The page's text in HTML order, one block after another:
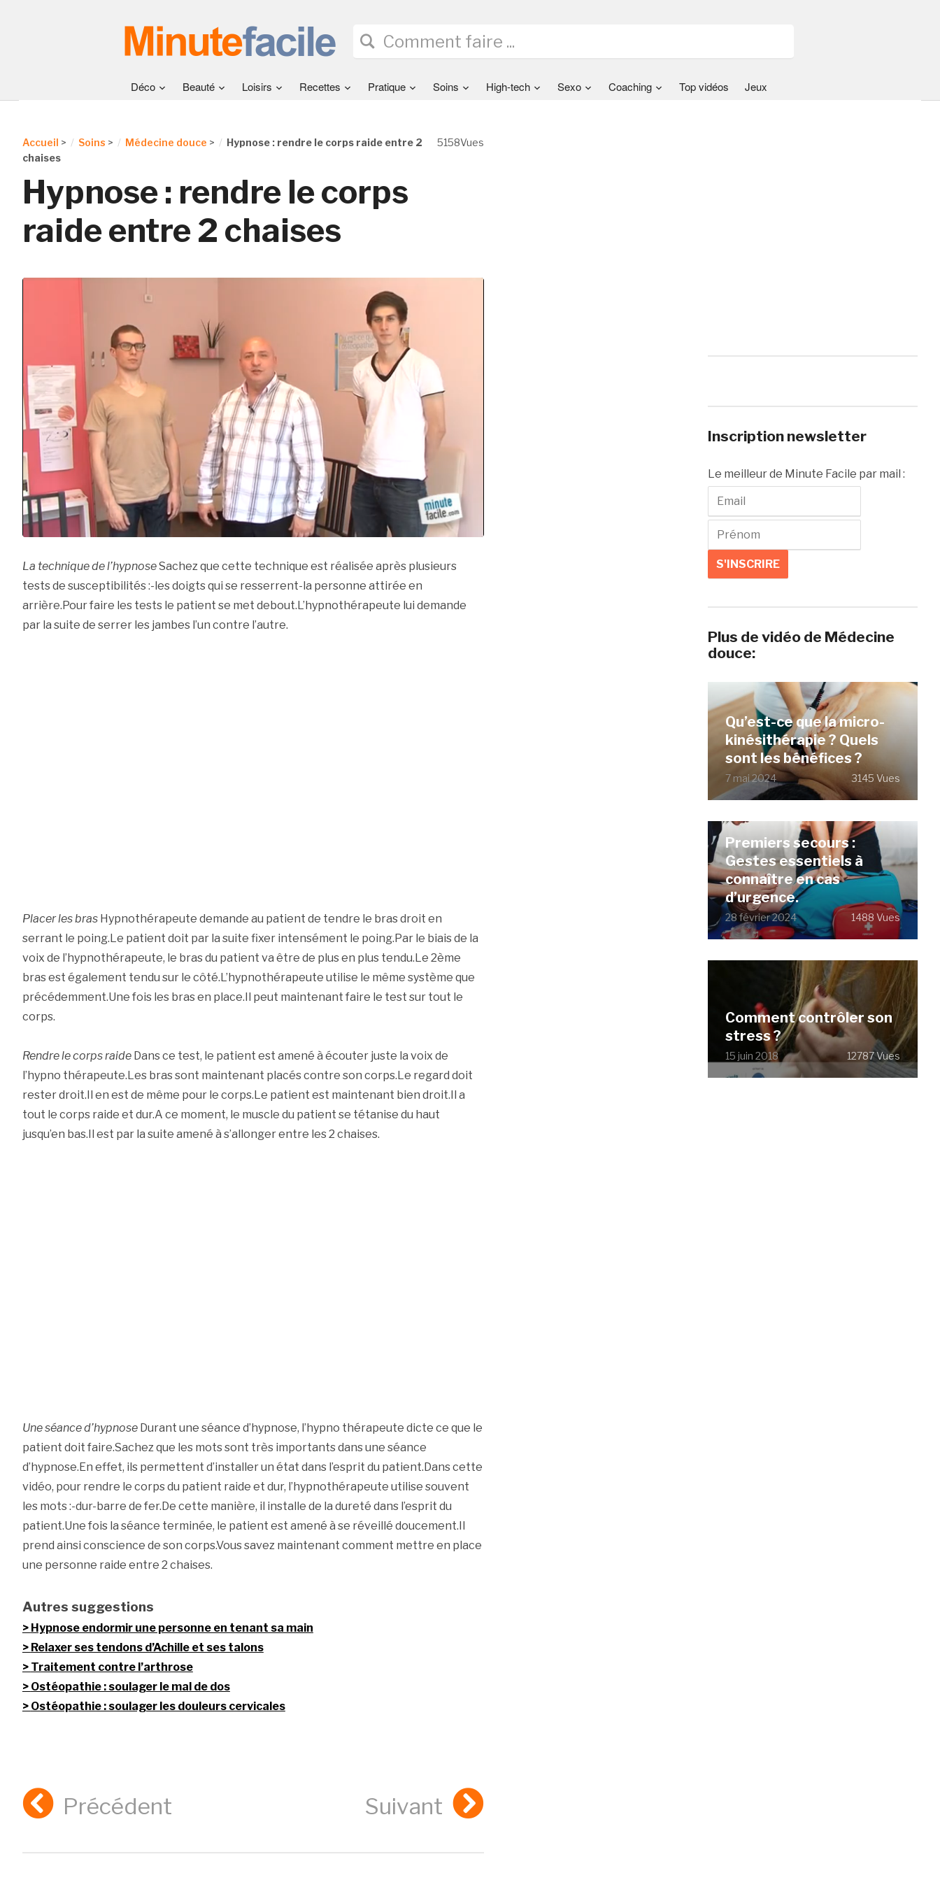
Déco Beauté Loisirs Recettes Pratique Soins High-tech Sexo Coaching Top vidéos Jeux
5158Vues
Accueil > Soins > Médecine douce >
Hypnose : rendre le corps raide entre 2
chaises
Hypnose : rendre le corps
raide entre 2 chaises
La technique de l’hypnoseSachez que cette technique est réalisée après plusieurs
tests de susceptibilités :-les doigts qui se resserrent-la personne attirée en
arrière.Pour faire les tests le patient se met debout.L’hypnothérapeute lui demande
par la suite de serrer les jambes l’un contre l’autre.
Placer les brasHypnothérapeute demande au patient de tendre le bras droit en
serrant le poing.Le patient doit par la suite fixer intensément le poing.Par le biais de la
voix de l’hypnothérapeute, le bras du patient va être de plus en plus tendu.Le 2ème
bras est également tendu sur le côté.L’hypnothérapeute utilise le même système que
précédemment.Une fois les bras en place.Il peut maintenant faire le test sur tout le
corps.
Rendre le corps raideDans ce test, le patient est amené à écouter juste la voix de
l’hypno thérapeute.Les bras sont maintenant placés contre son corps.Le regard doit
rester droit.Il en est de même pour le corps.Le patient est maintenant bien droit.Il a
tout le corps raide et dur.A ce moment, le muscle du patient se tétanise du haut
jusqu’en bas.Il est par la suite amené à s’allonger entre les 2 chaises.
Une séance d’hypnoseDurant une séance d’hypnose, l’hypno thérapeute dicte ce que le
patient doit faire.Sachez que les mots sont très importants dans une séance
d’hypnose.En effet, ils permettent d’installer un état dans l’esprit du patient.Dans cette
vidéo, pour rendre le corps du patient raide et dur, l’hypnothérapeute utilise souvent
les mots :-dur-barre de fer.De cette manière, il installe de la dureté dans l’esprit du
patient.Une fois la séance terminée, le patient est amené à se réveillé doucement.Il
prend ainsi conscience de son corps.Vous savez maintenant comment mettre en place
une personne raide entre 2 chaises.
Autres suggestions
Hypnose endormir une personne en tenant sa main
Relaxer ses tendons d’Achille et ses talons
Traitement contre l’arthrose
Ostéopathie : soulager le mal de dos
Ostéopathie : soulager les douleurs cervicales
Précédent Suivant
Inscription newsletter
Le meilleur de Minute Facile par mail :
Plus de vidéo de Médecine
douce:
Qu’est-ce que la micro-
kinésithérapie ? Quels
sont les bénéfices ?
7 mai 2024 3145 Vues
Premiers secours :
Gestes essentiels à
connaître en cas
d’urgence.
28 février 2024 1488 Vues
Comment contrôler son
stress ?
15 juin 2018 12787 Vues